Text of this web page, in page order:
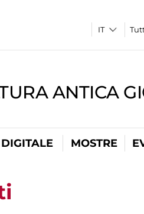
ANTICA
MOSTRE